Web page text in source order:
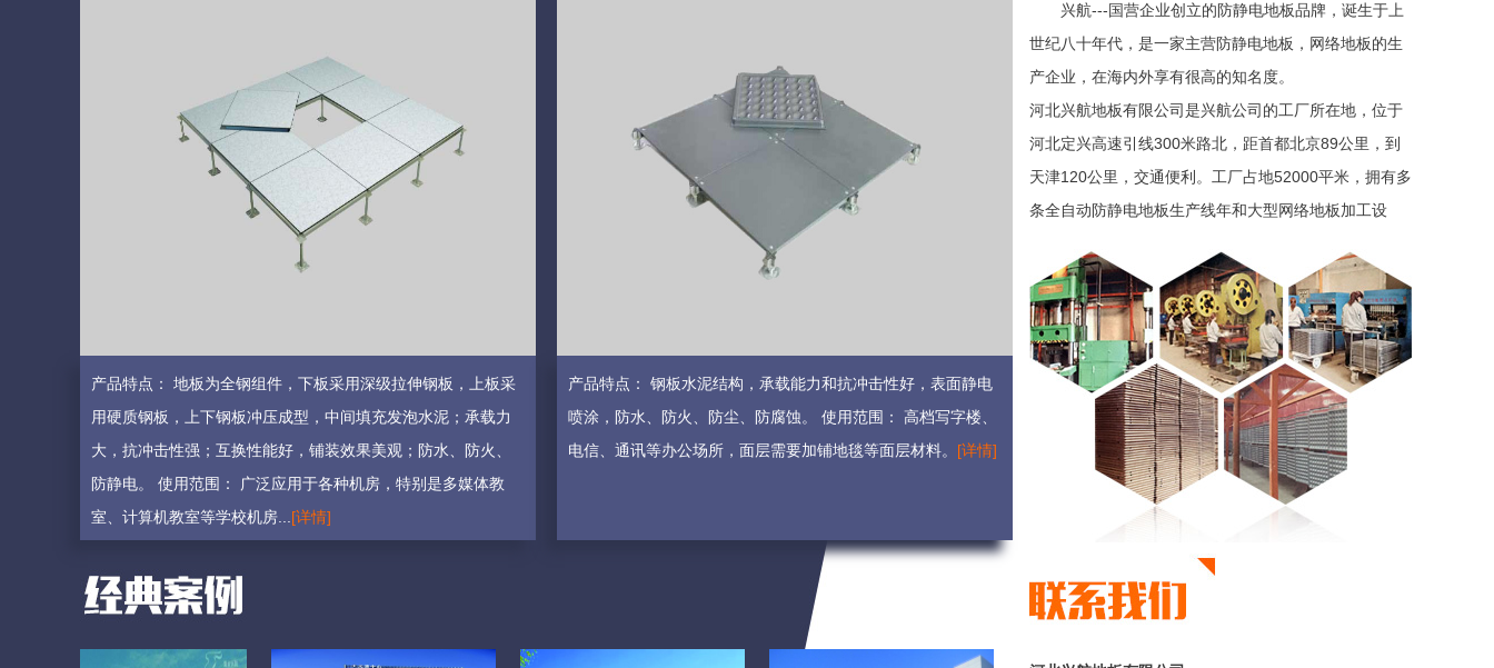
产品特点： 地板为全钢组件，下板采用深级拉伸钢板，上板采
用硬质钢板，上下钢板冲压成型，中间填充发泡水泥；承载力
大，抗冲击性强；互换性能好，铺装效果美观；防水、防火、
防静电。 使用范围： 广泛应用于各种机房，特别是多媒体教
室、计算机教室等学校机房... [详情]
产品特点： 钢板水泥结构，承载能力和抗冲击性好，表面静电
喷涂，防水、防火、防尘、防腐蚀。 使用范围： 高档写字楼、
电信、通讯等办公场所，面层需要加铺地毯等面层材料。 [详情]
兴航---国营企业创立的防静电地板品牌，诞生于上
世纪八十年代，是一家主营防静电地板，网络地板的生
产企业，在海内外享有很高的知名度。
河北兴航地板有限公司是兴航公司的工厂所在地，位于
河北定兴高速引线300米路北，距首都北京89公里，到
天津120公里，交通便利。工厂占地52000平米，拥有多
条全自动防静电地板生产线年和大型网络地板加工设
灌、喷胶贴面、支撑系统等“一站式”生产。有全钢防静电
地板，陶瓷地板，仿进口地板，硫酸钙地板，铝地板，
通风地板，OA网络地板，线槽网络地板，硫酸钙网络地
板，卡口型网络地板，平铺性塑料网络地板等多个品
种、十几个型号。防静电地板年生产能力200万片，网络
地板生产能力300万片。
兴航地板为国内首批机房地板生产企业之一。现已经做
到从生产到运输以及安装一体化的服务。我厂技术力量
质的管理人员和工人。可以提供多种系列的防静电地板
和网络地板。二十几年的发展和壮大靠的是优良的产品